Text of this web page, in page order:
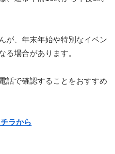
が、年末年始や特別なイベン
る場合があります。
話で確認することをおすすめ
ラから